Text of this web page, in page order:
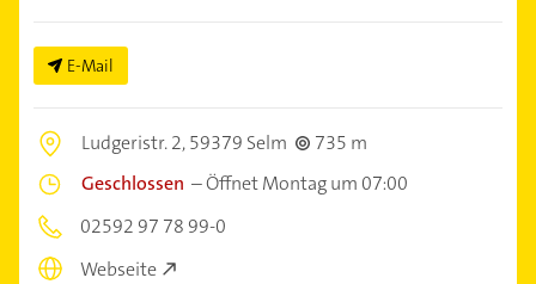
E-Mail
Ludgeristr. 2,59379 Selm
735 m
Geschlossen –Öffnet Montag um 07:00
02592 97 78 99-0
Webseite